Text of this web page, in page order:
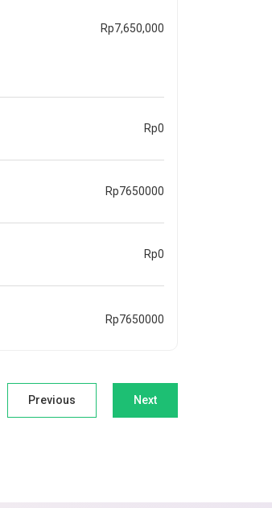
Rp7,650,000
Rp0
Rp7650000
Rp0
Rp7650000